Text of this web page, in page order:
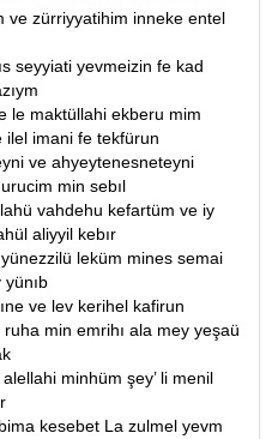
ve zürriyyatihim inneke entel
seyyiati yevmeizin fe kad
le maktüllahi ekberu mim
ilel imani fe tekfürun
ve ahyeytenesneteyni
min sebıl
vahdehu kefartüm ve iy
aliyyil kebır
yünezzilü leküm mines semai
ve lev kerihel kafirun
min emrihı ala mey yeşaü
minhüm şey’ li menil
kesebet La zulmel yevm